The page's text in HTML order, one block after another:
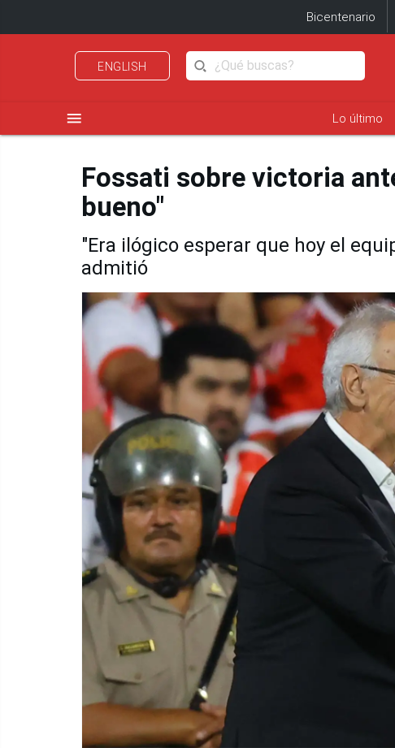
Bicentenario
ENGLISH
menu Lo último
Fossati sobre victoria
bueno"
"Era ilógico esperar que hoy el
admitió